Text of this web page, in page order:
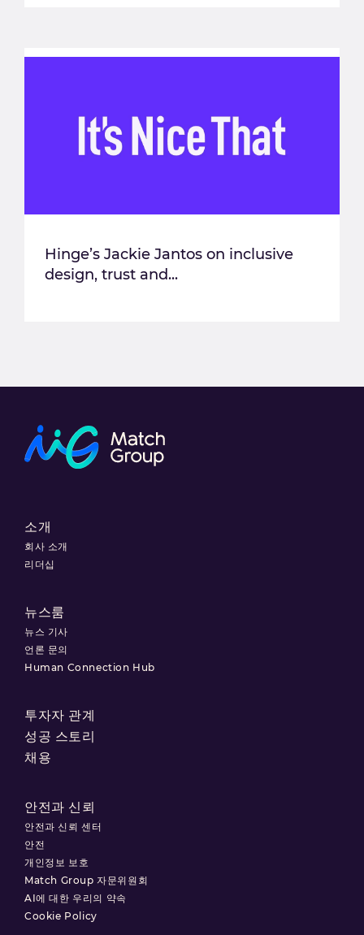
Hinge’s Jackie Jantos on inclusive
design, trust and...
소개
회사 소개
리더십
뉴스룸
뉴스 기사
언론 문의
Human Connection Hub
투자자 관계
성공 스토리
채용
안전과 신뢰
안전과 신뢰 센터
안전
개인정보 보호
Match Group 자문위원회
AI에 대한 우리의 약속
Cookie Policy